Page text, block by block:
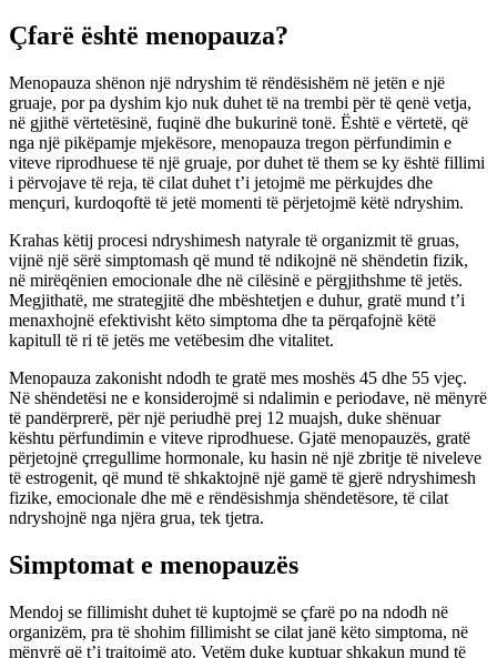
Çfarë është menopauza?
Menopauza shënon një ndryshim të rëndësishëm në jetën e një
gruaje, por pa dyshim kjo nuk duhet të na trembi për të qenë vetja,
në gjithë vërtetësinë, fuqinë dhe bukurinë tonë. Është e vërtetë, që
nga një pikëpamje mjekësore, menopauza tregon përfundimin e
viteve riprodhuese të një gruaje, por duhet të them se ky është fillimi
i përvojave të reja, të cilat duhet t’i jetojmë me përkujdes dhe
mençuri, kurdoqoftë të jetë momenti të përjetojmë këtë ndryshim.
Krahas këtij procesi ndryshimesh natyrale të organizmit të gruas,
vijnë një sërë simptomash që mund të ndikojnë në shëndetin fizik,
në mirëqënien emocionale dhe në cilësinë e përgjithshme të jetës.
Megjithatë, me strategjitë dhe mbështetjen e duhur, gratë mund t’i
menaxhojnë efektivisht këto simptoma dhe ta përqafojnë këtë
kapitull të ri të jetës me vetëbesim dhe vitalitet.
Menopauza zakonisht ndodh te gratë mes moshës 45 dhe 55 vjeç.
Në shëndetësi ne e konsiderojmë si ndalimin e periodave, në mënyrë
të pandërprerë, për një periudhë prej 12 muajsh, duke shënuar
kështu përfundimin e viteve riprodhuese. Gjatë menopauzës, gratë
përjetojnë çrregullime hormonale, ku hasin në një zbritje të niveleve
të estrogenit, që mund të shkaktojnë një gamë të gjerë ndryshimesh
fizike, emocionale dhe më e rëndësishmja shëndetësore, të cilat
ndryshojnë nga njëra grua, tek tjetra.
Simptomat e menopauzës
Mendoj se fillimisht duhet të kuptojmë se çfarë po na ndodh në
organizëm, pra të shohim fillimisht se cilat janë këto simptoma, në
mënyrë që t’i trajtojmë ato. Vetëm duke kuptuar shkakun mund të